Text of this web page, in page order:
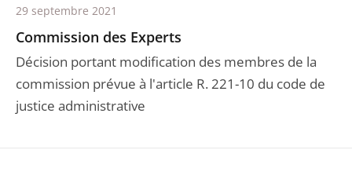
Commission des Experts
Décision portant modification des membres de la
commission prévue à l'article R. 221-10 du code de
justice administrative
29 septembre 2021